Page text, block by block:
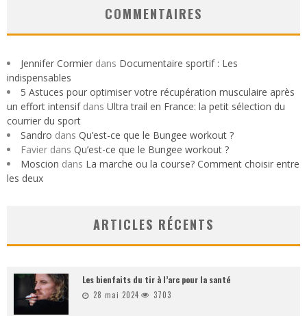
COMMENTAIRES
Jennifer Cormier dans Documentaire sportif : Les
indispensables
5 Astuces pour optimiser votre récupération musculaire après
un effort intensifdans Ultra trail en France: la petit sélection du
courrier du sport
Sandro dans Qu’est-ce que le Bungee workout ?
Favier dans Qu’est-ce que le Bungee workout ?
Moscion dans La marche ou la course? Comment choisir entre
les deux
ARTICLES RÉCENTS
Les bienfaits du tir à l’arc pour la santé
28 mai 2024 3703